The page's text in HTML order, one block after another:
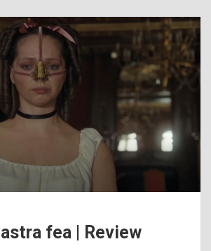
fea | Review